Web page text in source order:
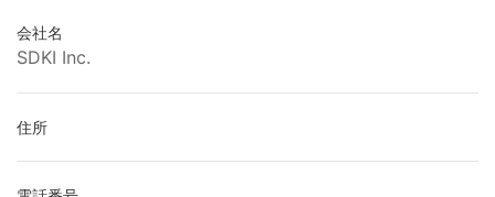
会社名
SDKI Inc.
住所